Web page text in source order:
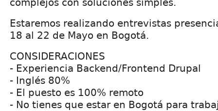
complejos con soluciones simples.
Estaremos realizando entrevistas
18 al 22 de Mayo en Bogotá.
CONSIDERACIONES
- Experiencia Backend/Frontend Drupal
- Inglés 80%
- El puesto es 100% remoto
- No tienes que estar en Bogotá para